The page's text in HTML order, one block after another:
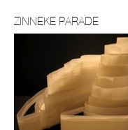
ZINNEKE PARADE